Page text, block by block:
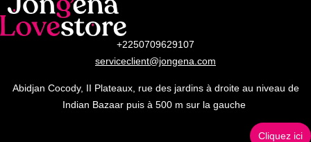
+2250709629107
serviceclient@jongena.com
Abidjan Cocody, II Plateaux, rue des jardins à droite au niveau de
Indian Bazaar puis à 500 m sur la gauche
Cliquez ici